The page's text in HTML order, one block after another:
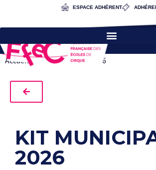
ESPACE ADHÉRENT
Accueil»Kit municipales 2026
KIT
2026